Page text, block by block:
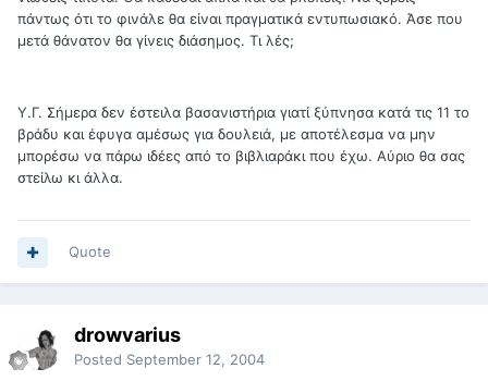
πάντως ότι το φινάλε θα είναι πραγματικά εντυπωσιακό. Άσε που
μετά θάνατον θα γίνεις διάσημος. Τι λές;
Υ.Γ. Σήμερα δεν έστειλα βασανιστήρια γιατί ξύπνησα κατά τις 11 το
βράδυ και έφυγα αμέσως για δουλειά, με αποτέλεσμα να μην
μπορέσω να πάρω ιδέες από το βιβλιαράκι που έχω. Αύριο θα σας
στείλω κι άλλα.
Quote
drowvarius
Posted September 12, 2004